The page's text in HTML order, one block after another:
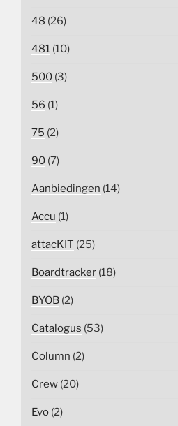
48 (26)
481 (10)
500 (3)
56 (1)
75 (2)
90 (7)
Aanbiedingen (14)
Accu (1)
attacKIT (25)
Boardtracker (18)
BYOB (2)
Catalogus (53)
Column (2)
Crew (20)
Evo (2)